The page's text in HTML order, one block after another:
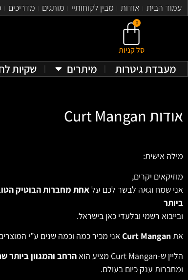
עמוד הבית אודות מבין לקוחותיי מותגים מדריכים
0
סל קניות
מעבדת גיטרות מיתרים שקיות
אודות Curt Mangan
מילה אישית:
מוזיקאים יקרים,
אני שמח וגאה לבשר לכם עלאחת מחברות הבוטיק
ביותר
ובייבוא רשמי ובלעדי כאן בישראל.
אתCurt Manganאני מכיר כמה וכמה שנים ע”י
הליין ש-Curt Mangan מציע הוא
הרחב והמגוון ביותר
ומחברות ענק כיום בעולם.